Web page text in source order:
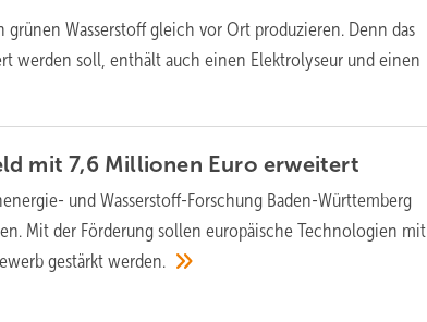
grünen Wasserstoff gleich vor Ort produzieren. Denn das
werden soll, enthält auch einen Elektrolyseur und einen
mit 7,6 Millionen Euroerweitert
und Wasserstoff-Forschung Baden-Württemberg
Mit der Förderung sollen europäische Technologien mit
gestärktwerden.